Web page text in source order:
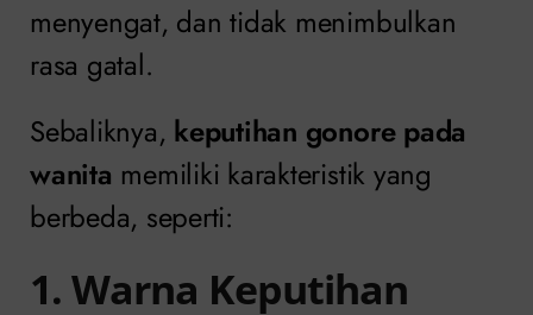
menyengat, dan tidak menimbulkan
rasa gatal.
Sebaliknya, keputihan gonore pada
wanita memiliki karakteristik yang
berbeda, seperti:
1. Warna Keputihan